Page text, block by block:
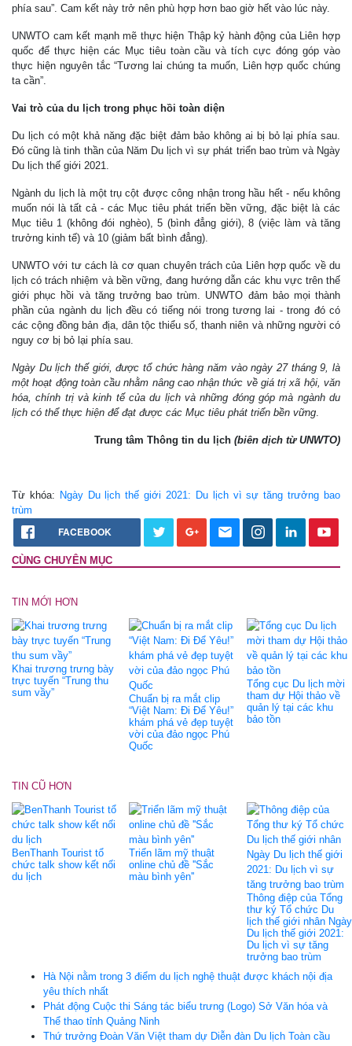
phía sau”. Cam kết này trở nên phù hợp hơn bao giờ hết vào lúc này.
UNWTO cam kết mạnh mẽ thực hiện Thập kỷ hành động của Liên hợp
quốc để thực hiện các Mục tiêu toàn cầu và tích cực đóng góp vào
thực hiện nguyên tắc “Tương lai chúng ta muốn, Liên hợp quốc chúng
ta cần”.
Vai trò của du lịch trong phục hồi toàn diện
Du lịch có một khả năng đặc biệt đảm bảo không ai bị bỏ lại phía sau.
Đó cũng là tinh thần của Năm Du lịch vì sự phát triển bao trùm và Ngày
Du lịch thế giới 2021.
Ngành du lịch là một trụ cột được công nhận trong hầu hết - nếu không
muốn nói là tất cả - các Mục tiêu phát triển bền vững, đặc biệt là các
Mục tiêu 1 (không đói nghèo), 5 (bình đẳng giới), 8 (việc làm và tăng
trưởng kinh tế) và 10 (giảm bất bình đẳng).
UNWTO với tư cách là cơ quan chuyên trách của Liên hợp quốc về du
lịch có trách nhiệm và bền vững, đang hướng dẫn các khu vực trên thế
giới phục hồi và tăng trưởng bao trùm. UNWTO đảm bảo mọi thành
phần của ngành du lịch đều có tiếng nói trong tương lai - trong đó có
các cộng đồng bản địa, dân tộc thiểu số, thanh niên và những người có
nguy cơ bị bỏ lại phía sau.
Ngày Du lịch thế giới, được tổ chức hàng năm vào ngày 27 tháng 9, là
một hoạt động toàn cầu nhằm nâng cao nhận thức về giá trị xã hội, văn
hóa, chính trị và kinh tế của du lịch và những đóng góp mà ngành du
lịch có thể thực hiện để đạt được các Mục tiêu phát triển bền vững
Trung tâm Thông tin du lịch (biên dịch từ UNWTO)
Từ khóa: Ngày Du lịch thế giới 2021: Du lịch vì sự tăng trưởng bao
trùm
FACEBOOK
CÙNG CHUYÊN MỤC
TIN MỚI HƠN
Khai trương trưng bày
trực tuyến “Trung thu
sum vầy”
Chuẩn bị ra mắt clip
“Việt Nam: Đi Để Yêu!”
khám phá vẻ đẹp tuyệt
vời của đảo ngọc Phú
Quốc
Tổng cục Du lịch mời
tham dự Hội thảo về
quản lý tại các khu
bảo tồn
TIN CŨ HƠN
BenThanh Tourist tổ
chức talk show kết nối
du lịch
Triển lãm mỹ thuật
online chủ đề ''Sắc
màu bình yên''
Thông điệp của Tổng
thư ký Tổ chức Du
lịch thế giới nhân Ngày
Du lịch thế giới 2021:
Du lịch vì sự tăng
trưởng bao trùm
Hà Nội nằm trong 3 điểm du lịch nghệ thuật được khách nội địa
yêu thích nhất
Phát động Cuộc thi Sáng tác biểu trưng (Logo) Sở Văn hóa và
Thể thao tỉnh Quảng Ninh
Thứ trưởng Đoàn Văn Việt tham dự Diễn đàn Du lịch Toàn cầu